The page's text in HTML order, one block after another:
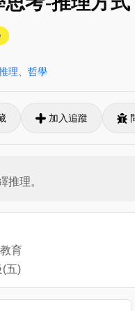
理 哲學
加入追蹤
推理。
育
(五)